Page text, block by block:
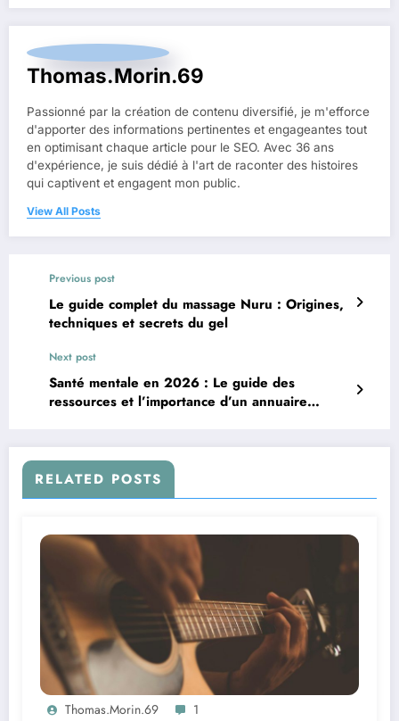
Thomas.Morin.69
Passionné par la création de contenu diversifié, je m'efforce
d'apporter des informations pertinentes et engageantes tout
en optimisant chaque article pour le SEO. Avec 36 ans
d'expérience, je suis dédié à l'art de raconter des histoires
qui captivent et engagent mon public.
View All Posts
Previous post
Le guide complet du massage Nuru : Origines,
techniques et secrets du gel
Next post
Santé mentale en 2026 : Le guide des
ressources et l’importance d’un annuaire
RELATED POSTS
Thomas.Morin.69 1